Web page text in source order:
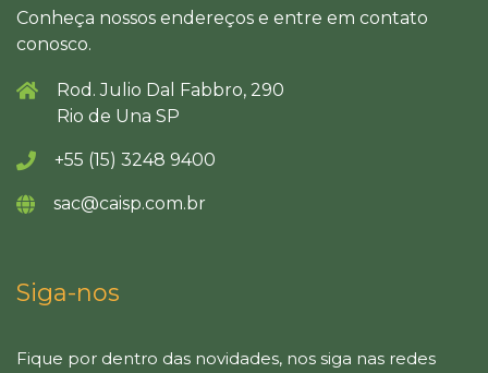
Conheça nossos endereços e entre em contato
conosco.
Rod. Julio Dal Fabbro, 290
Rio de Una SP
+55 (15) 3248 9400
sac@caisp.com.br
Siga-nos
Fique por dentro das novidades, nos siga nas redes